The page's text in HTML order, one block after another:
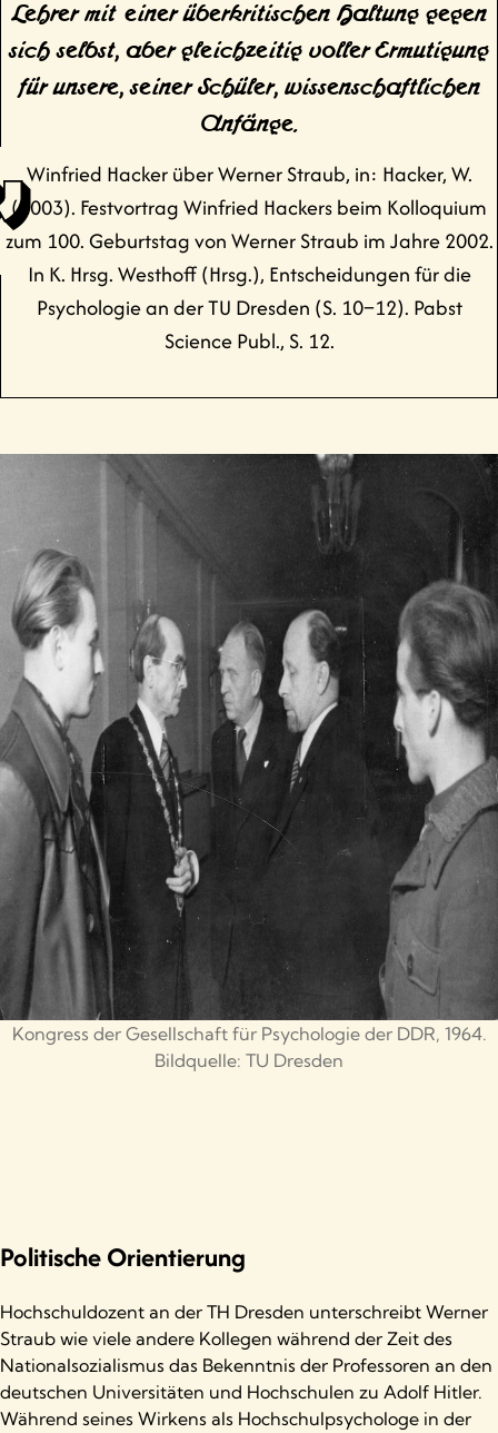
Lehrer mit einer überkritischen Haltung gegen
sich selbst, aber gleichzeitig voller Ermutigung
für unsere, seiner Schüler, wissenschaftlichen
Anfänge.
Winfried Hacker über Werner Straub, in: Hacker, W.
(2003). Festvortrag Winfried Hackers beim Kolloquium
zum 100. Geburtstag von Werner Straub im Jahre 2002.
In K. Hrsg. Westhoff (Hrsg.), Entscheidungen für die
Psychologie an der TU Dresden (S. 10–12). Pabst
Science Publ., S. 12.
Kongress der Gesellschaft für Psychologie der DDR, 1964.
Bildquelle: TU Dresden
Politische Orientierung
Hochschuldozent an der TH Dresden unterschreibt Werner
Straub wie viele andere Kollegen während der Zeit des
Nationalsozialismus das Bekenntnis der Professoren an den
deutschen Universitäten und Hochschulen zu Adolf Hitler.
Während seines Wirkens als Hochschulpsychologe in der